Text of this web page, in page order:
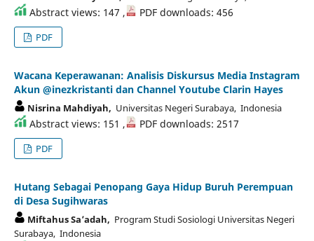
Abstract views: 147 , PDF downloads: 456
PDF
Wacana Keperawanan: Analisis Diskursus Media Instagram
Akun @inezkristanti dan Channel Youtube Clarin Hayes
Nisrina Mahdiyah, Universitas Negeri Surabaya, Indonesia
Abstract views: 151 , PDF downloads: 2517
PDF
Hutang Sebagai Penopang Gaya Hidup Buruh Perempuan
di Desa Sugihwaras
Miftahus Sa’adah, Program Studi Sosiologi Universitas Negeri
Surabaya, Indonesia